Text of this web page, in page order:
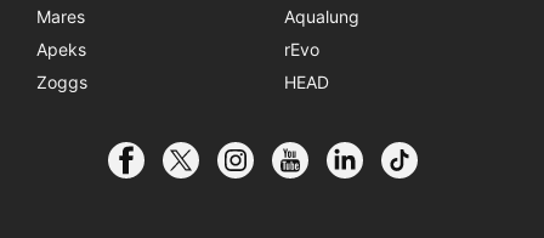
Mares
Aqualung
Apeks
rEvo
Zoggs
HEAD